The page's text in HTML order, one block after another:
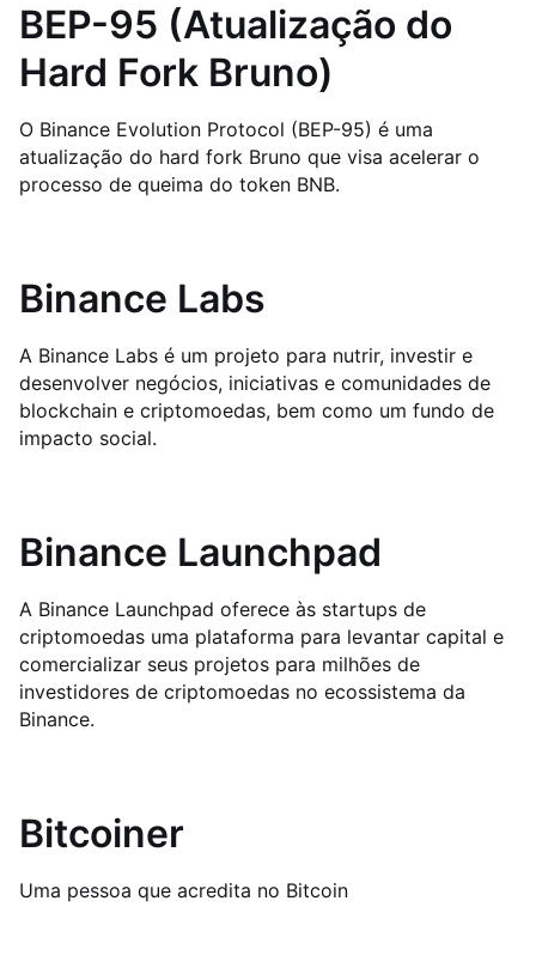
BEP-95 (Atualização do
Hard Fork Bruno)
O Binance Evolution Protocol (BEP-95) é uma
atualização do hard fork Bruno que visa acelerar o
processo de queima do token BNB.
Binance Labs
A Binance Labs é um projeto para nutrir, investir e
desenvolver negócios, iniciativas e comunidades de
blockchain e criptomoedas, bem como um fundo de
impacto social.
Binance Launchpad
A Binance Launchpad oferece às startups de
criptomoedas uma plataforma para levantar capital e
comercializar seus projetos para milhões de
investidores de criptomoedas no ecossistema da
Binance.
Bitcoiner
Uma pessoa que acredita no Bitcoin